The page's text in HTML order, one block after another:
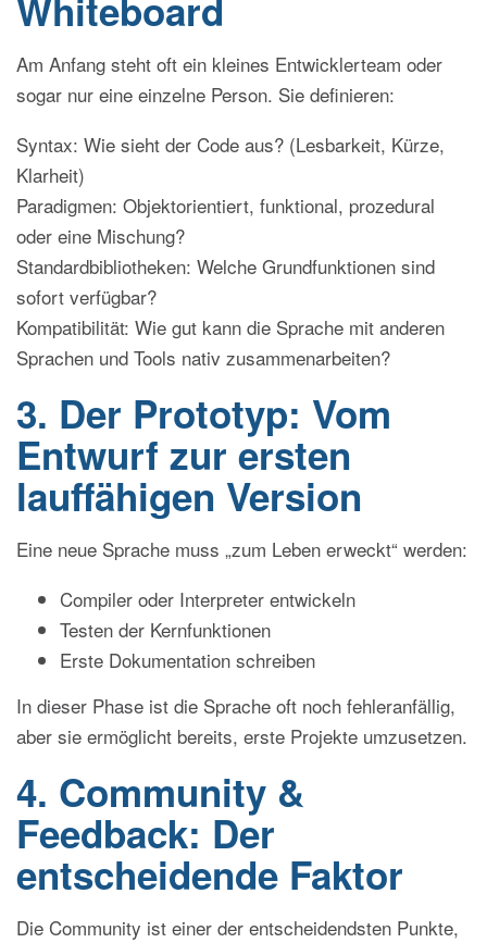
Whiteboard
Am Anfang steht oft ein kleines Entwicklerteam oder
sogar nur eine einzelne Person. Sie definieren:
Syntax: Wie sieht der Code aus? (Lesbarkeit, Kürze,
Klarheit)
Paradigmen: Objektorientiert, funktional, prozedural
oder eine Mischung?
Standardbibliotheken: Welche Grundfunktionen sind
sofort verfügbar?
Kompatibilität: Wie gut kann die Sprache mit anderen
Sprachen und Tools nativ zusammenarbeiten?
3. Der Prototyp: Vom
Entwurf zur ersten
lauffähigen Version
Eine neue Sprache muss „zum Leben erweckt“ werden:
Compiler oder Interpreter entwickeln
Testen der Kernfunktionen
Erste Dokumentation schreiben
In dieser Phase ist die Sprache oft noch fehleranfällig,
aber sie ermöglicht bereits, erste Projekte umzusetzen.
4. Community &
Feedback: Der
entscheidende Faktor
Die Community ist einer der entscheidendsten Punkte,